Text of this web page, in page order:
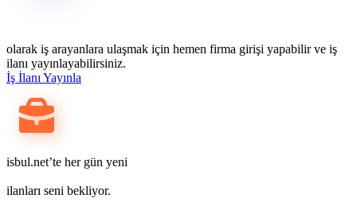
olarak iş arayanlara ulaşmak için hemen firma girişi yapabilir ve iş
ilanı yayınlayabilirsiniz.
İş İlanı Yayınla
isbul.net’te her gün yeni
ilanları seni bekliyor.